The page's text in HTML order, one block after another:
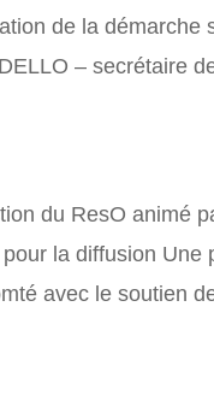
de la démarche
– secrétaire
du ResO animé
la diffusion Une
avec le soutien